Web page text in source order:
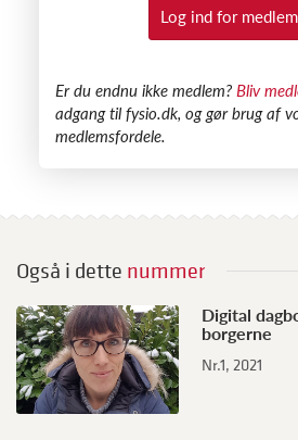
Log ind for
​Er du endnu ikke medlem? Bliv
adgang til fysio.dk, og gør brug af
medlemsfordele.
Også i dette nummer
Digital
borgerne
Nr.1, 2021